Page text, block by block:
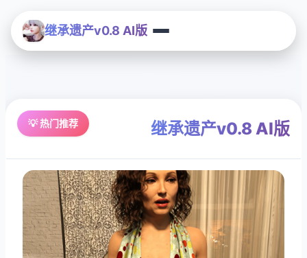
继承遗产v0.8 AI版
💡 热门推荐 继承遗产v0.8 AI版